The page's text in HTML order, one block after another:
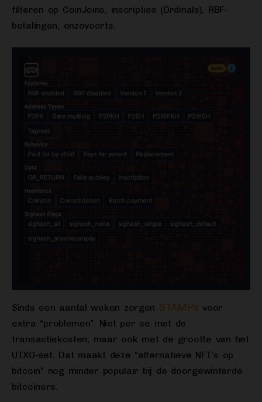
filteren op CoinJoins, inscripties (Ordinals), RBF-
betalingen, enzovoorts.
Sinds een aantal weken zorgen STAMPs voor
extra “problemen”. Niet per se met de
transactiekosten, maar ook met de grootte van het
UTXO-set. Dat maakt deze “alternatieve NFT’s op
bitcoin” nog minder populair bij de doorgewinterde
bitcoiners.